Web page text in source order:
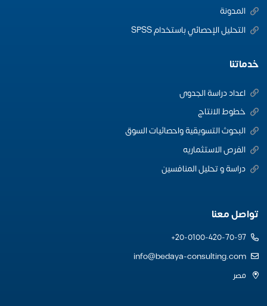
المدونة
التحليل الإحصائي باستخدام SPSS
خدماتنا
اعداد دراسة الجدوى
خطوط الانتاج
البحوث التسويقية واحصائيات السوق
الفرص الاستثماريه
دراسة و تحليل المنافسين
تواصل معنا
20-0100-420-70-97+
info@bedaya-consulting.com
مصر